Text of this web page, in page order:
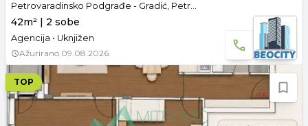
Petrovaradinsko Podgrađe - Gradić, Petrovaradin, Gradske lokacije, Novi Sad
42m² | 2 sobe
Agencija • Uknjižen
Ažurirano 09.08.2026.
TOP